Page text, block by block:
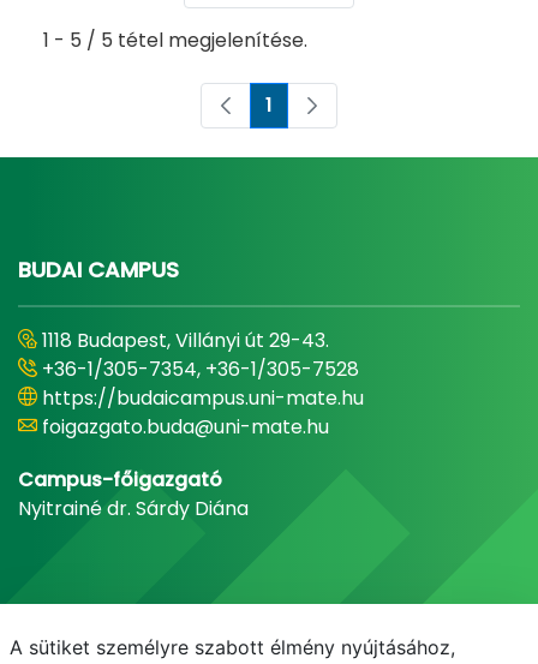
1 - 5 / 5 tétel megjelenítése.
Oldal
1
BUDAI CAMPUS
1118 Budapest, Villányi út 29-43.
+36-1/305-7354, +36-1/305-7528
https://budaicampus.uni-mate.hu
foigazgato.buda@uni-mate.hu
Campus-főigazgató
Nyitrainé dr. Sárdy Diána
A sütiket személyre szabott élmény nyújtásához,